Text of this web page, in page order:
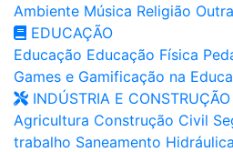
Ambiente Música Religião
EDUCAÇÃO
Educação Educação Física
Games e Gamificação na
INDÚSTRIA E CONSTRUÇÃO
Agricultura Construção Civil
trabalho Saneamento Hidráulica